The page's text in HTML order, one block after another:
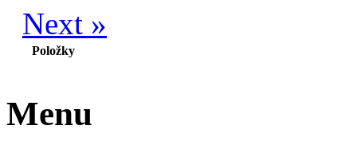
Next »
Položky
Menu